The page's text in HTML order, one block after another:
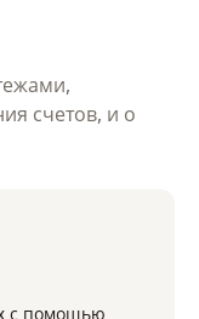
счетов, и о
с помощью